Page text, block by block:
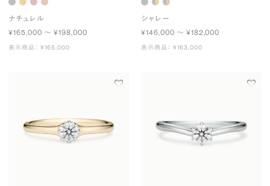
ナチュレル
¥165,000 〜 ¥198,000
表示商品： ¥165,000
シャレー
¥146,000 〜 ¥182,000
表示商品： ¥163,000